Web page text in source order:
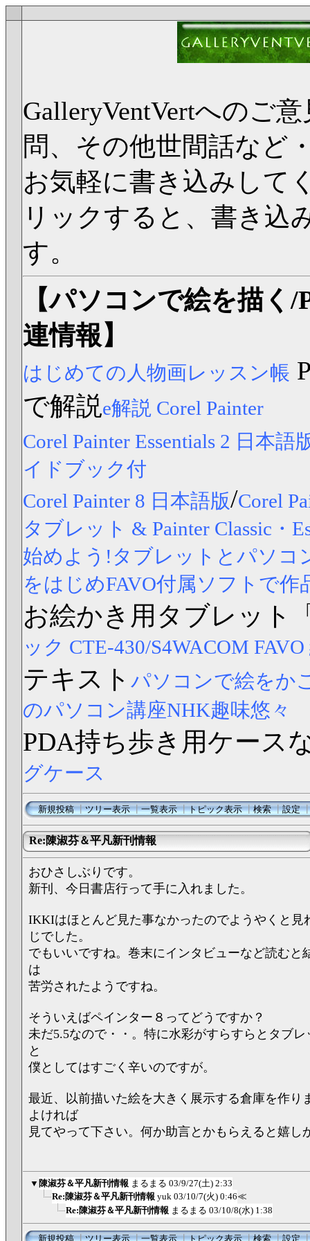
GalleryVentVertへのご
問、その他世間話など
お気軽に書き込みして
リックすると、書き込
す。
【パソコンで絵を描く
連情報】
はじめての人物画レッスン帳
で解説e解説 Corel Painter
Corel Painter Essentials 2 日本語
イドブック付
Corel Painter 8 日本語版/Corel
タブレット & Painter Classic・
始めよう!タブレットとパソコ
をはじめFAVO付属ソフトで作
お絵かき用タブレット
ック CTE-430/S4WACOM
テキスト パソコンで絵をか
のパソコン講座NHK趣味悠々
PDA持ち歩き用ケース
グケース
新規投稿┃ツリー表示┃一覧表示┃トピック表示┃検索┃設定
Re:陳淑芬＆平凡新刊情報
おひさしぶりです。
新刊、今日書店行って手に入れました。
IKKIはほとんど見た事なかったのでようやくと見
じでした。
でもいいですね。巻末にインタビューなど読むと
は
苦労されたようですね。
そういえばペインター８ってどうですか？
未だ5.5なので・・。特に水彩がすらすらとタブ
と
僕としてはすごく辛いのですが。
最近、以前描いた絵を大きく展示する倉庫を作り
よければ
見てやって下さい。何か助言とかもらえると嬉し
▼ 陳淑芬＆平凡新刊情報 まるまる 03/9/27(土) 2:33
Re:陳淑芬＆平凡新刊情報 yuk 03/10/7(火) 0:46≪
Re:陳淑芬＆平凡新刊情報 まるまる 03/10/8(水) 1:38
新規投稿┃ツリー表示┃一覧表示┃トピック表示┃検索┃設定